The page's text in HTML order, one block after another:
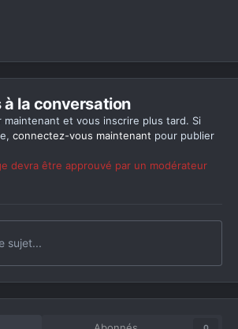
la conversation
maintenant et vous inscrire plus tard. Si
connectez-vous maintenant pour publier
devra être approuvé par un modérateur
sujet...
0